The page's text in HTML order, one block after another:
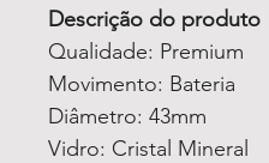
Descrição do produto
Qualidade: Premium
Movimento: Bateria
Diâmetro: 43mm
Vidro: Cristal Mineral